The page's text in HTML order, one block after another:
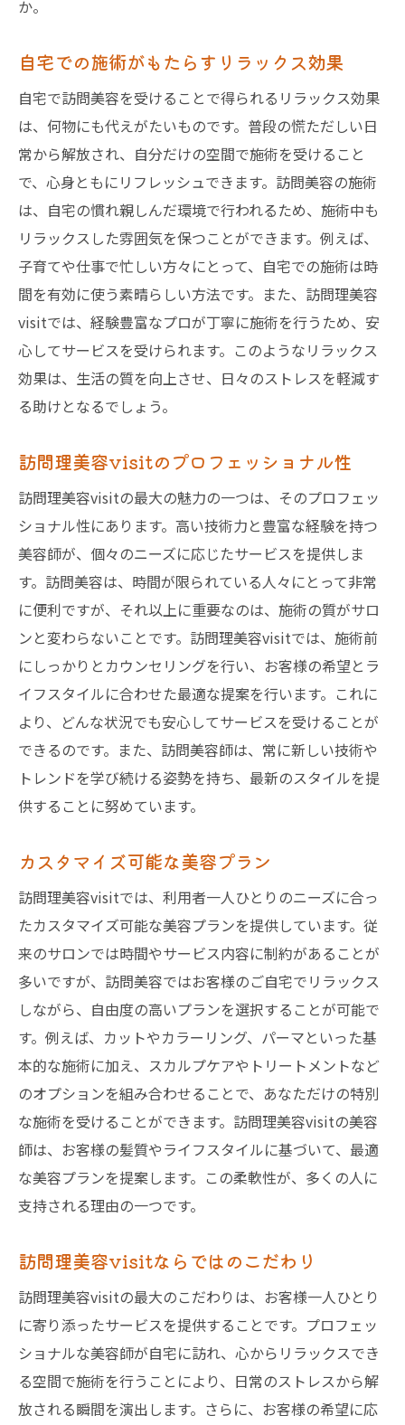
か。
自宅での施術がもたらすリラックス効果
自宅で訪問美容を受けることで得られるリラックス効果
は、何物にも代えがたいものです。普段の慌ただしい日
常から解放され、自分だけの空間で施術を受けること
で、心身ともにリフレッシュできます。訪問美容の施術
は、自宅の慣れ親しんだ環境で行われるため、施術中も
リラックスした雰囲気を保つことができます。例えば、
子育てや仕事で忙しい方々にとって、自宅での施術は時
間を有効に使う素晴らしい方法です。また、訪問理美容
visitでは、経験豊富なプロが丁寧に施術を行うため、安
心してサービスを受けられます。このようなリラックス
効果は、生活の質を向上させ、日々のストレスを軽減す
る助けとなるでしょう。
訪問理美容visitのプロフェッショナル性
訪問理美容visitの最大の魅力の一つは、そのプロフェッ
ショナル性にあります。高い技術力と豊富な経験を持つ
美容師が、個々のニーズに応じたサービスを提供しま
す。訪問美容は、時間が限られている人々にとって非常
に便利ですが、それ以上に重要なのは、施術の質がサロ
ンと変わらないことです。訪問理美容visitでは、施術前
にしっかりとカウンセリングを行い、お客様の希望とラ
イフスタイルに合わせた最適な提案を行います。これに
より、どんな状況でも安心してサービスを受けることが
できるのです。また、訪問美容師は、常に新しい技術や
トレンドを学び続ける姿勢を持ち、最新のスタイルを提
供することに努めています。
カスタマイズ可能な美容プラン
訪問理美容visitでは、利用者一人ひとりのニーズに合っ
たカスタマイズ可能な美容プランを提供しています。従
来のサロンでは時間やサービス内容に制約があることが
多いですが、訪問美容ではお客様のご自宅でリラックス
しながら、自由度の高いプランを選択することが可能で
す。例えば、カットやカラーリング、パーマといった基
本的な施術に加え、スカルプケアやトリートメントなど
のオプションを組み合わせることで、あなただけの特別
な施術を受けることができます。訪問理美容visitの美容
師は、お客様の髪質やライフスタイルに基づいて、最適
な美容プランを提案します。この柔軟性が、多くの人に
支持される理由の一つです。
訪問理美容visitならではのこだわり
訪問理美容visitの最大のこだわりは、お客様一人ひとり
に寄り添ったサービスを提供することです。プロフェッ
ショナルな美容師が自宅に訪れ、心からリラックスでき
る空間で施術を行うことにより、日常のストレスから解
放される瞬間を演出します。さらに、お客様の希望に応